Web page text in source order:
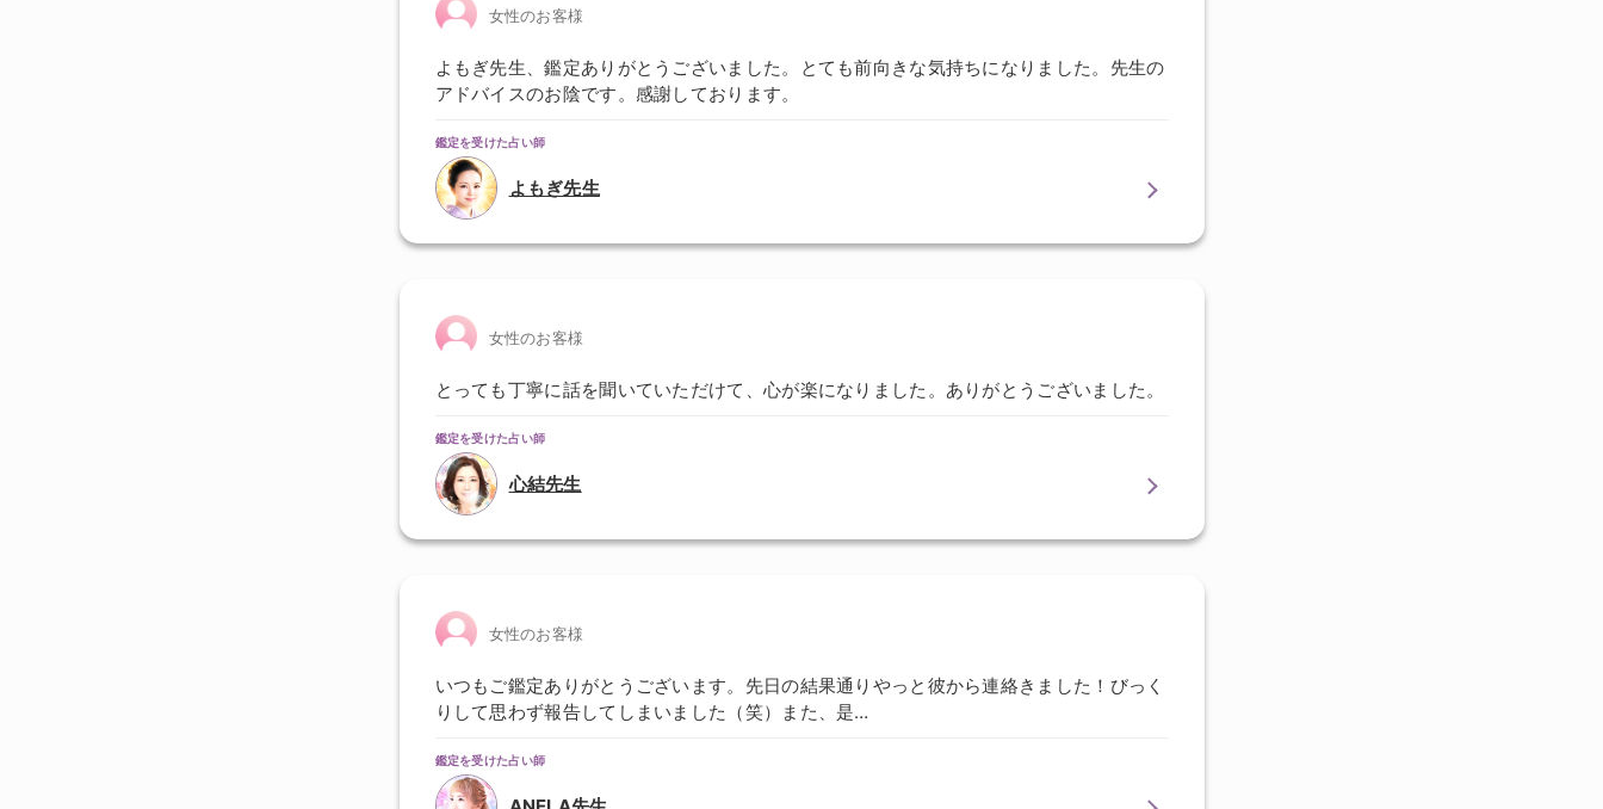
女性のお客様
よもぎ先生、鑑定ありがとうございました。とても前向きな気持ちになりました。先生の
アドバイスのお陰です。感謝しております。
鑑定を受けた占い師
よもぎ先生
女性のお客様
とっても丁寧に話を聞いていただけて、心が楽になりました。ありがとうございました。
鑑定を受けた占い師
心結先生
女性のお客様
いつもご鑑定ありがとうございます。先日の結果通りやっと彼から連絡きました！びっく
りして思わず報告してしまいました（笑）また、是…
鑑定を受けた占い師